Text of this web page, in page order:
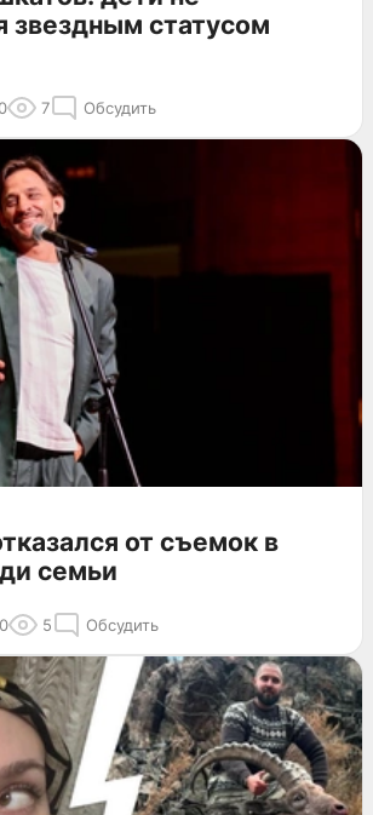
звездным статусом
7 Обсудить
от съемок в
семьи
5 Обсудить